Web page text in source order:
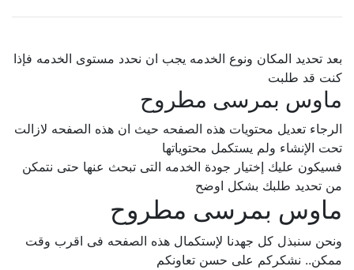
بعد تحديد المكان ونوع الخدمه يجب ان نحدد مستوى الخدمه فإذا
كنت قد طلبت
ماوس بمرسى مطروح
الرجاء تعديل محتويات هذه الصفحه حيث ان هذه الصفحه لازالت
تحت الإنشاء ولم يستكمل محتوياتها
فسيكون عليك إختيار جودة الخدمه التى تبحث عنها حتى نتمكن
من تحديد طلبك بشكل اوضح
ماوس بمرسى مطروح
ونحن سنبذل كل جهدنا لإستكمال هذه الصفحه فى اقرب وقت
ممكن.. نشكركم على حسن تعاونكم